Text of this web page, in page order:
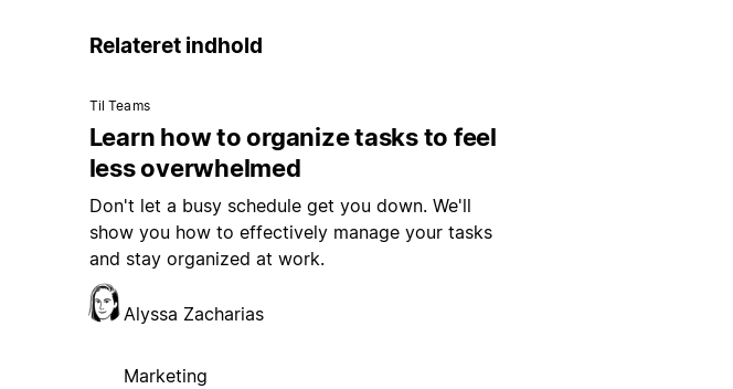
Relateret indhold
Til Teams
Learn how to organize tasks to feel
less overwhelmed
Don't let a busy schedule get you down. We'll
show you how to effectively manage your tasks
and stay organized at work.
Alyssa Zacharias
Marketing